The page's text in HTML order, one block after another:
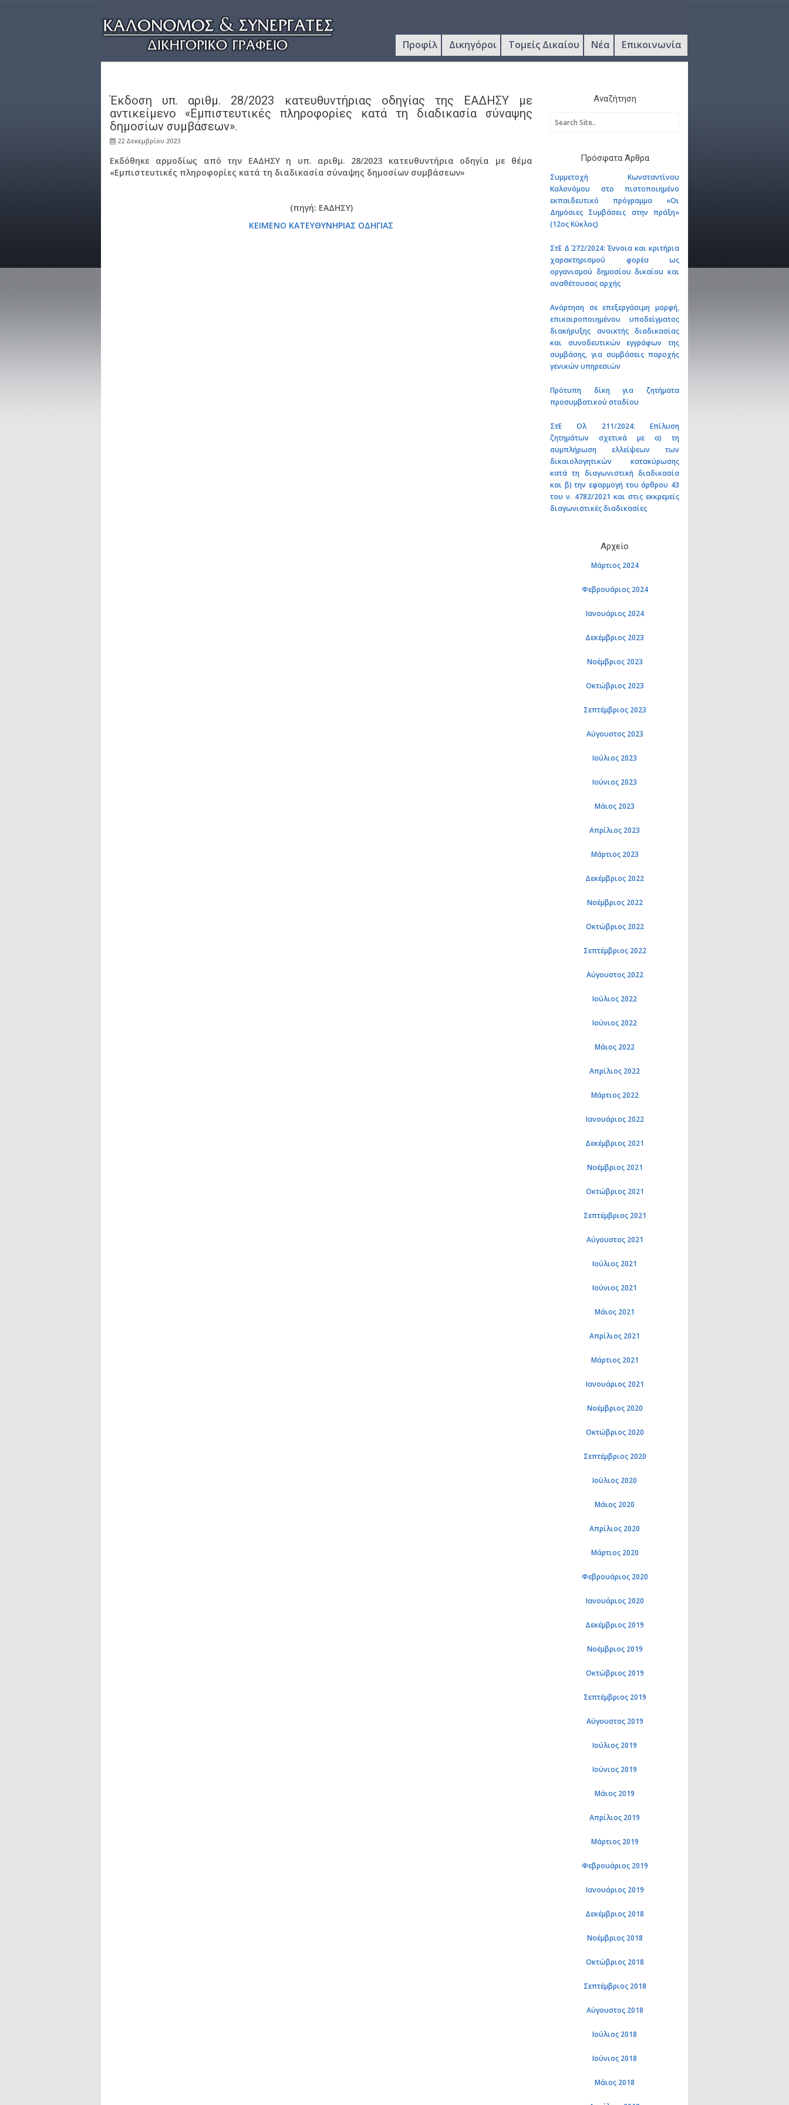
Προφίλ Δικηγόροι Τομείς Δικαίου Νέα Επικοινωνία
Έκδοση υπ. αριθμ. 28/2023 κατευθυντήριας οδηγίας της ΕΑΔΗΣΥ με
αντικείμενο «Εμπιστευτικές πληροφορίες κατά τη διαδικασία σύναψης
δημοσίων συμβάσεων».
22 Δεκεμβρίου 2023
Εκδόθηκε αρμοδίως από την ΕΑΔΗΣΥ η υπ. αριθμ. 28/2023 κατευθυντήρια οδηγία με θέμα
«Εμπιστευτικές πληροφορίες κατά τη διαδικασία σύναψης δημοσίων συμβάσεων»
(πηγή: ΕΑΔΗΣΥ)
ΚΕΙΜΕΝΟ ΚΑΤΕΥΘΥΝΗΡΙΑΣ ΟΔΗΓΙΑΣ
Αναζήτηση
Πρόσφατα Άρθρα
Συμμετοχή Κωνσταντίνου
Καλονόμου στο πιστοποιημένο
εκπαιδευτικό πρόγραμμα «Οι
Δημόσιες Συμβάσεις στην πράξη»
(12ος Κύκλος)
ΣτΕ Δ΄ 272/2024: Έννοια και κριτήρια
χαρακτηρισμού φορέα ως
οργανισμού δημοσίου δικαίου και
αναθέτουσας αρχής
Ανάρτηση σε επεξεργάσιμη μορφή,
επικαιροποιημένου υποδείγματος
διακήρυξης ανοικτής διαδικασίας
και συνοδευτικών εγγράφων της
συμβάσης, για συμβάσεις παροχής
γενικών υπηρεσιών
Πρότυπη δίκη για ζητήματα
προσυμβατικού σταδίου
ΣτΕ Ολ 211/2024: Επίλυση
ζητημάτων σχετικά με α) τη
συμπλήρωση ελλείψεων των
δικαιολογητικών κατακύρωσης
κατά τη διαγωνιστική διαδικασία
και β) την εφαρμογή του άρθρου 43
του ν. 4782/2021 και στις εκκρεμείς
διαγωνιστικές διαδικασίες
Αρχείο
Μάρτιος 2024
Φεβρουάριος 2024
Ιανουάριος 2024
Δεκέμβριος 2023
Νοέμβριος 2023
Οκτώβριος 2023
Σεπτέμβριος 2023
Αύγουστος 2023
Ιούλιος 2023
Ιούνιος 2023
Μάιος 2023
Απρίλιος 2023
Μάρτιος 2023
Δεκέμβριος 2022
Νοέμβριος 2022
Οκτώβριος 2022
Σεπτέμβριος 2022
Αύγουστος 2022
Ιούλιος 2022
Ιούνιος 2022
Μάιος 2022
Απρίλιος 2022
Μάρτιος 2022
Ιανουάριος 2022
Δεκέμβριος 2021
Νοέμβριος 2021
Οκτώβριος 2021
Σεπτέμβριος 2021
Αύγουστος 2021
Ιούλιος 2021
Ιούνιος 2021
Μάιος 2021
Απρίλιος 2021
Μάρτιος 2021
Ιανουάριος 2021
Νοέμβριος 2020
Οκτώβριος 2020
Σεπτέμβριος 2020
Ιούλιος 2020
Μάιος 2020
Απρίλιος 2020
Μάρτιος 2020
Φεβρουάριος 2020
Ιανουάριος 2020
Δεκέμβριος 2019
Νοέμβριος 2019
Οκτώβριος 2019
Σεπτέμβριος 2019
Αύγουστος 2019
Ιούλιος 2019
Ιούνιος 2019
Μάιος 2019
Απρίλιος 2019
Μάρτιος 2019
Φεβρουάριος 2019
Ιανουάριος 2019
Δεκέμβριος 2018
Νοέμβριος 2018
Οκτώβριος 2018
Σεπτέμβριος 2018
Αύγουστος 2018
Ιούλιος 2018
Ιούνιος 2018
Μάιος 2018